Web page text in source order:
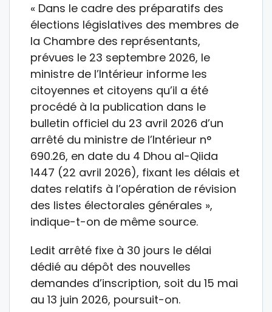
« Dans le cadre des préparatifs des
élections législatives des membres de
la Chambre des représentants,
prévues le 23 septembre 2026, le
ministre de l’Intérieur informe les
citoyennes et citoyens qu’il a été
procédé à la publication dans le
bulletin officiel du 23 avril 2026 d’un
arrêté du ministre de l’Intérieur n°
690.26, en date du 4 Dhou al-Qiida
1447 (22 avril 2026), fixant les délais et
dates relatifs à l’opération de révision
des listes électorales générales »,
indique-t-on de même source.
Ledit arrêté fixe à 30 jours le délai
dédié au dépôt des nouvelles
demandes d’inscription, soit du 15 mai
au 13 juin 2026, poursuit-on.